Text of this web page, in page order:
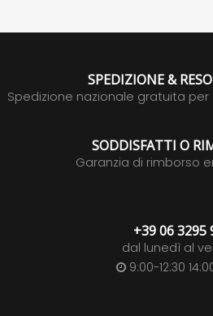
SPEDIZIONE &
Spedizione nazionale gratuita per
SODDISFATTI O
Garanzia di rimborso
+39 06 3295
dal lunedì al
9:00-12:30